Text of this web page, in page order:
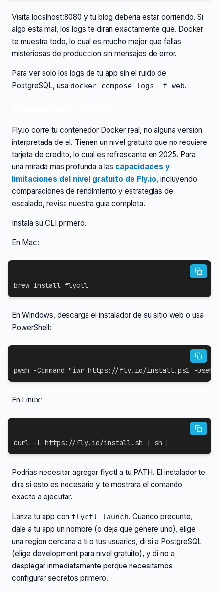
Visita localhost:8080 y tu blog deberia estar corriendo. Si
algo esta mal, los logs te diran exactamente que. Docker
te muestra todo, lo cual es mucho mejor que fallas
misteriosas de produccion sin mensajes de error.
Para ver solo los logs de tu app sin el ruido de
PostgreSQL, usa docker-compose logs -f web.
Fly.io corre tu contenedor Docker real, no alguna version
interpretada de el. Tienen un nivel gratuito que no requiere
tarjeta de credito, lo cual es refrescante en 2025. Para
una mirada mas profunda a las capacidades y
limitaciones del nivel gratuito de Fly.io, incluyendo
comparaciones de rendimiento y estrategias de
escalado, revisa nuestra guia completa.
Instala su CLI primero.
En Mac:
brew install flyctl
En Windows, descarga el instalador de su sitio web o usa
PowerShell:
pwsh -Command "iwr https://fly.io/install.ps1 -useb
En Linux:
curl -L https://fly.io/install.sh | sh
Podrias necesitar agregar flyctl a tu PATH. El instalador te
dira si esto es necesario y te mostrara el comando
exacto a ejecutar.
Lanza tu app con flyctl launch. Cuando pregunte,
dale a tu app un nombre (o deja que genere uno), elige
una region cercana a ti o tus usuarios, di si a PostgreSQL
(elige development para nivel gratuito), y di no a
desplegar inmediatamente porque necesitamos
configurar secretos primero.